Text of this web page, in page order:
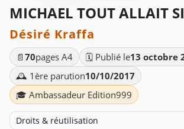
MICHAEL TOUT ALLAIT
Désiré Kraffa
📄 70pages A4 🗓️ Publié le13 octobre
🕰️ 1ère parution10/10/2017
🎓 Ambassadeur Edition999
Droits & réutilisation